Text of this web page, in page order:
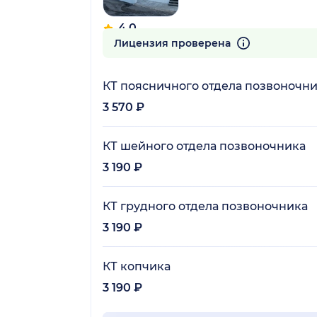
4.0
4 отзыва
Лицензия проверена
КТ поясничного отдела
3 570 ₽
КТ шейного отдела позвоночника
3 190 ₽
КТ грудного отдела позвоночника
3 190 ₽
КТ копчика
3 190 ₽